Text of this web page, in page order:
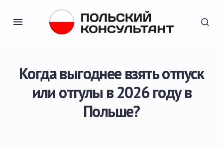
Когда выгоднее взять отпуск
или отгулы в 2026 году в
Польше?